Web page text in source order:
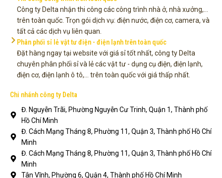
Công ty Delta nhận thi công các công trình nhà ở, nhà xưởng,...
trên toàn quốc. Trọn gói dịch vụ: điện nước, điện cơ, camera, và
tất cả các dịch vụ liên quan.
Phân phối sỉ lẻ vật tư điện - điện lạnh trên toàn quốc
Đặt hàng ngay tại website với giá sỉ tốt nhất, công ty Delta
chuyên phân phối sỉ và lẻ các vật tư - dụng cụ điện, điện lạnh,
điện cơ, điện lạnh ô tô,... trên toàn quốc với giá thấp nhất.
Chi nhánh công ty Delta
Đ. Nguyễn Trãi, Phường Nguyễn Cư Trinh, Quận 1, Thành phố
Hồ Chí Minh
Đ. Cách Mạng Tháng 8, Phường 11, Quận 3, Thành phố Hồ Chí
Minh
Đ. Cách Mạng Tháng 8, Phường 11, Quận 3, Thành phố Hồ Chí
Minh
Tân Vĩnh, Phường 6, Quận 4, Thành phố Hồ Chí Minh